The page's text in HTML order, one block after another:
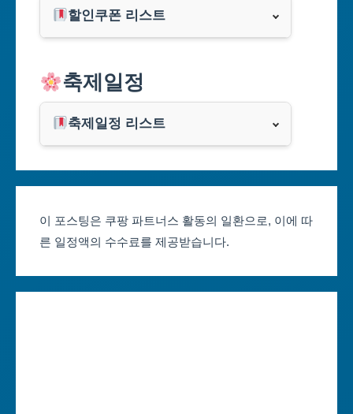
대구광역시
인천광역시
광주광역시
대전광역시
할인쿠폰 리스트
쿠팡
클룩
축제일정
축제일정 리스트
대구축제 일정
인천축제 일정
이 포스팅은 쿠팡 파트너스 활동의 일환으로, 이에 따
른 일정액의 수수료를 제공받습니다.